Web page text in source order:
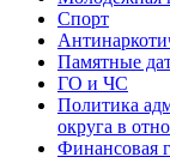
Спорт
Памятные
ГО и ЧС
Политика
округа в
Финансовая